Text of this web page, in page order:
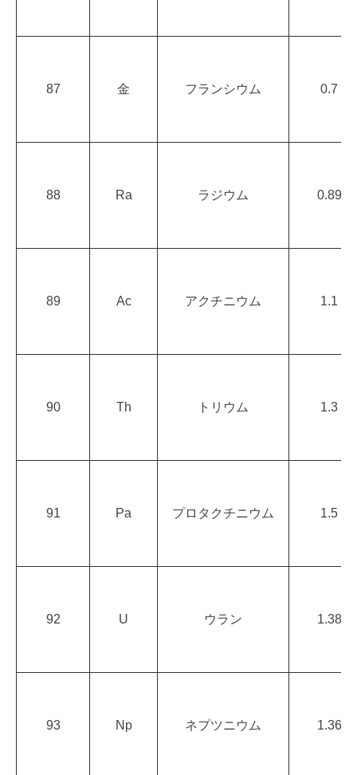
87 金 フランシウム 0.7
88 Ra ラジウム 0.89
89 Ac アクチニウム 1.1
90 Th トリウム 1.3
91 Pa プロタクチニウム 1.5
92 U ウラン 1.38
93 Np ネプツニウム 1.36